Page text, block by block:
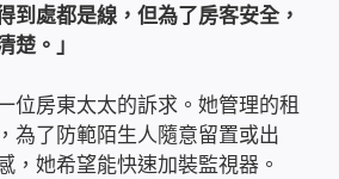
修-實績案例
案例
到處都是線，但為了房客安全，
楚。」
位房東太太的訴求。她管理的租
為了防範陌生人隨意留置或出
，她希望能快速加裝監視器。